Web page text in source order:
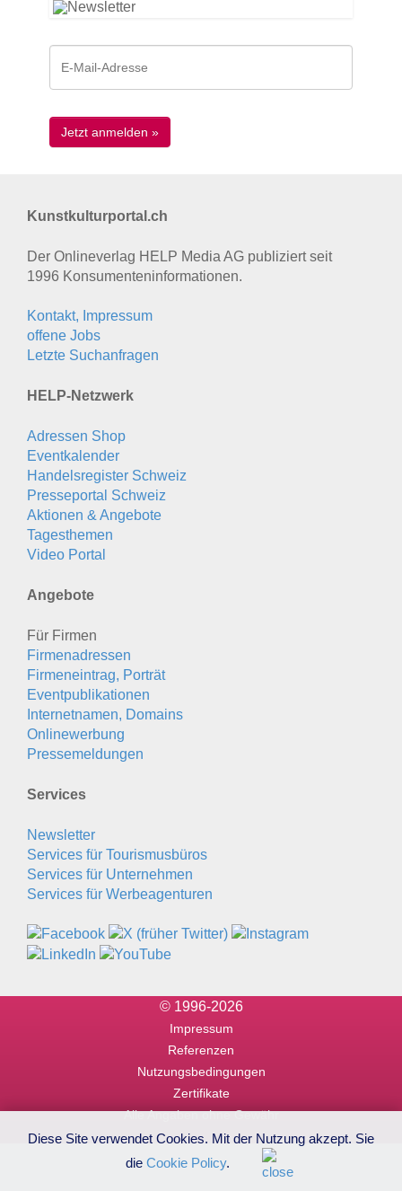
Kunstkulturportal.ch
Der Onlineverlag HELP Media AG publiziert seit
1996 Konsumenten­informationen.
Kontakt, Impressum
offene Jobs
Letzte Suchanfragen
HELP-Netzwerk
Adressen Shop
Eventkalender
Handelsregister Schweiz
Presseportal Schweiz
Aktionen & Angebote
Tagesthemen
Video Portal
Angebote
Für Firmen
Firmenadressen
Firmeneintrag, Porträt
Eventpublikationen
Internetnamen, Domains
Onlinewerbung
Pressemeldungen
Services
Newsletter
Services für Tourismusbüros
Services für Unternehmen
Services für Werbeagenturen
© 1996-2026
Impressum
Referenzen
Nutzungsbedingungen
Zertifikate
Alle Angaben ohne Gewähr
Diese Site verwendet Cookies. Mit der Nutzung akzept. Sie
die Cookie Policy.